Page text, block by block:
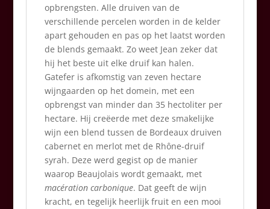
opbrengsten. Alle druiven van de
verschillende percelen worden in de kelder
apart gehouden en pas op het laatst worden
de blends gemaakt. Zo weet Jean zeker dat
hij het beste uit elke druif kan halen.
Gatefer is afkomstig van zeven hectare
wijngaarden op het domein, met een
opbrengst van minder dan 35 hectoliter per
hectare. Hij creëerde met deze smakelijke
wijn een blend tussen de Bordeaux druiven
cabernet en merlot met de Rhône-druif
syrah. Deze werd gegist op de manier
waarop Beaujolais wordt gemaakt, met
macération carbonique. Dat geeft de wijn
kracht, en tegelijk heerlijk fruit en een mooi